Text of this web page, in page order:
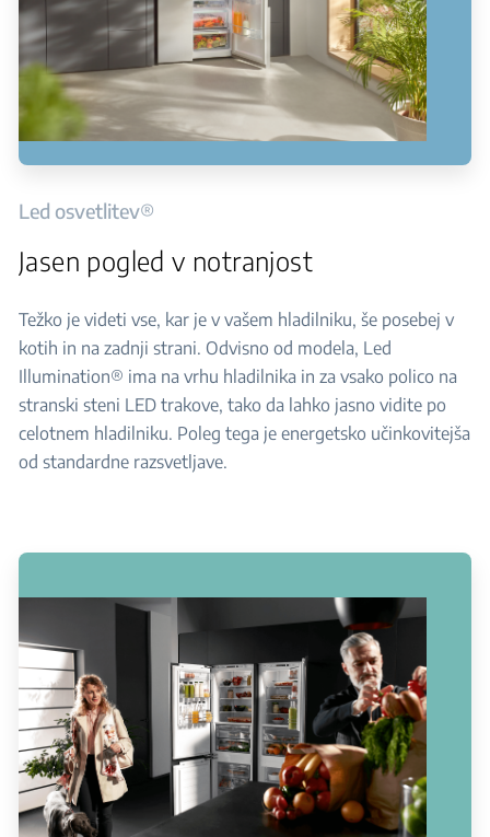
Led osvetlitev®
Jasen pogled v notranjost
Težko je videti vse, kar je v vašem hladilniku, še posebej v
kotih in na zadnji strani. Odvisno od modela, Led
Illumination® ima na vrhu hladilnika in za vsako polico na
stranski steni LED trakove, tako da lahko jasno vidite po
celotnem hladilniku. Poleg tega je energetsko učinkovitejša
od standardne razsvetljave.